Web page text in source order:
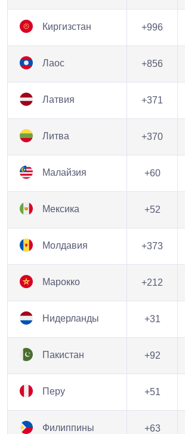
Киргизстан +996
Лаос +856
Латвия +371
Литва +370
Малайзия +60
Мексика +52
Молдавия +373
Марокко +212
Нидерланды +31
Пакистан +92
Перу +51
Филиппины +63